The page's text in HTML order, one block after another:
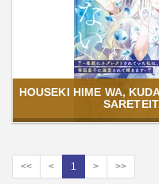
HOUSEKI HIME WA,
<< < 1 > >>